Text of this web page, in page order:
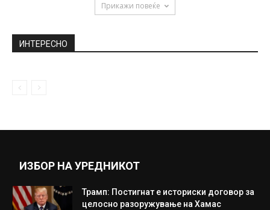
Прикажи повеќе
ИНТЕРЕСНО
ИЗБОР НА УРЕДНИКОТ
Трамп: Постигнат е историски договор за
целосно разоружување на Хамас